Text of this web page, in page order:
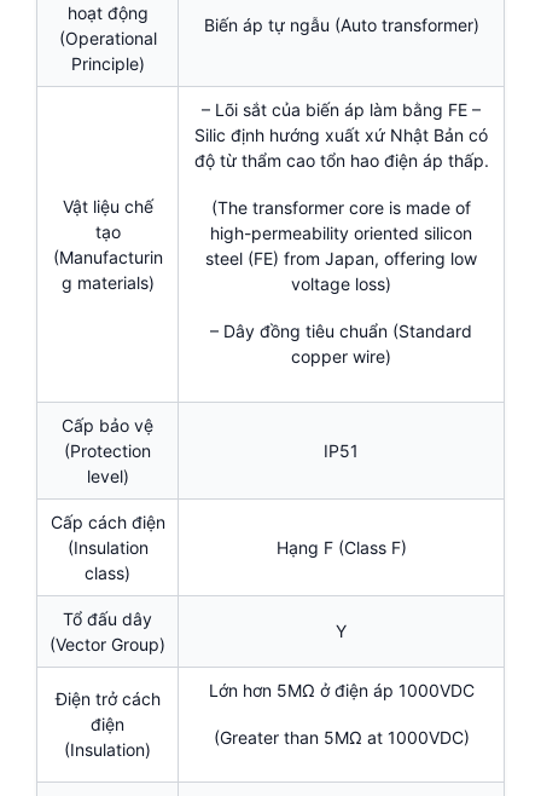
hoạt động
(Operational
Principle)
Biến áp tự ngẫu (Auto transformer)
Vật liệu chế
tạo
(Manufacturin
g materials)
– Lõi sắt của biến áp làm bằng FE –
Silic định hướng xuất xứ Nhật Bản có
độ từ thẩm cao tổn hao điện áp thấp.
(The transformer core is made of
high-permeability oriented silicon
steel (FE) from Japan, offering low
voltage loss)
– Dây đồng tiêu chuẩn (Standard
copper wire)
Cấp bảo vệ
(Protection
level)
IP51
Cấp cách điện
(Insulation
class)
Hạng F (Class F)
Tổ đấu dây
(Vector Group)
Y
Điện trở cách
điện
(Insulation)
Lớn hơn 5MΩ ở điện áp 1000VDC
(Greater than 5MΩ at 1000VDC)